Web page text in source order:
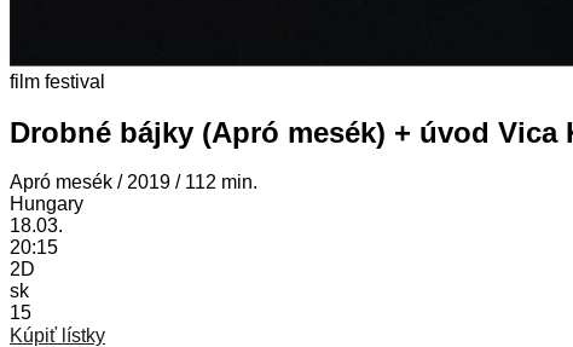
film festival
Drobné bájky (Apró mesék) + úvod
Apró mesék / 2019 / 112 min.
Hungary
18.03.
20:15
2D
sk
15
Kúpiť lístky